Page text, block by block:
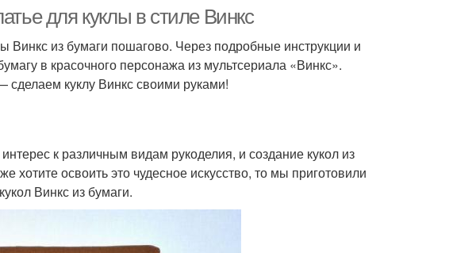
для куклы в стиле Винкс
Винкс из бумаги пошагово. Через подробные инструкции и
в красочного персонажа из мультсериала «Винкс».
куклу Винкс своими руками!
к различным видам рукоделия, и создание кукол из
освоить это чудесное искусство, то мы приготовили
Винкс из бумаги.